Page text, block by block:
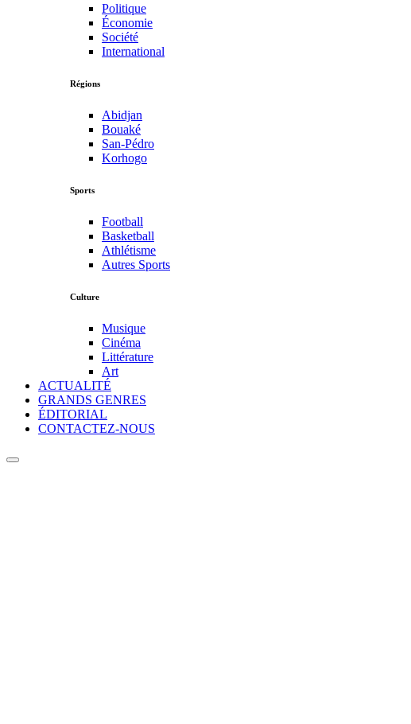
Politique
Économie
Société
International
Régions
Abidjan
Bouaké
San-Pédro
Korhogo
Sports
Football
Basketball
Athlétisme
Autres Sports
Culture
Musique
Cinéma
Littérature
Art
ACTUALITÉ
GRANDS GENRES
ÉDITORIAL
CONTACTEZ-NOUS